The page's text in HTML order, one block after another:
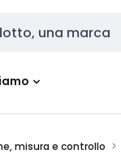
misura e controllo